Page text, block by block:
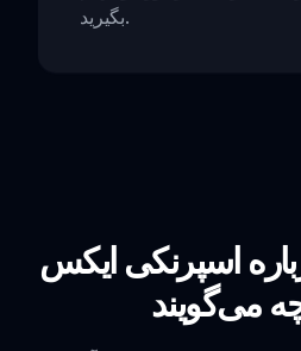
بگیرید.
اسپرنکی ایکس
می‌گویند